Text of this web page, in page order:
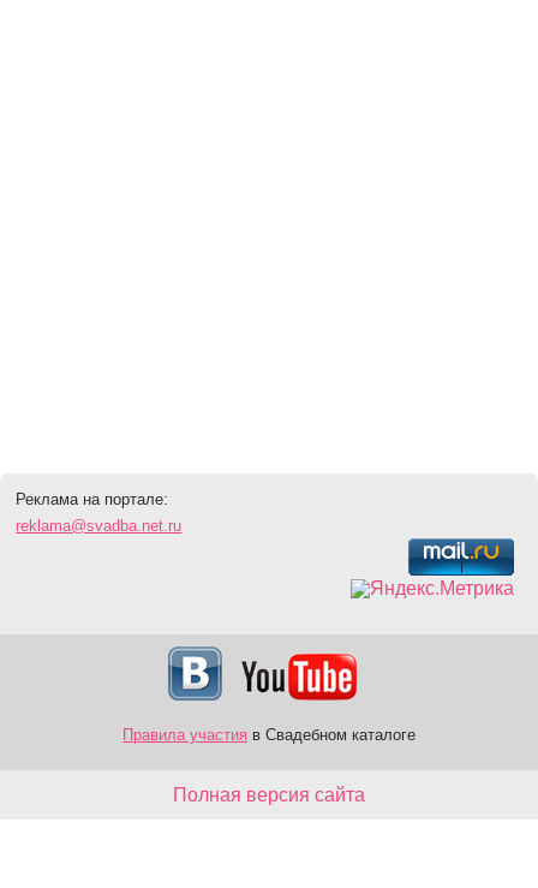
Реклама на портале:
reklama@svadba.net.ru
Правила участия в Свадебном каталоге
Полная версия сайта